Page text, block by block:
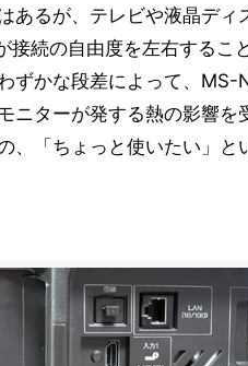
あるが、テレビや液晶ディ
続の自由度を左右するこ
ずかな段差によって、MS-
ニターが発する熱の影響を
、「ちょっと使いたい」と